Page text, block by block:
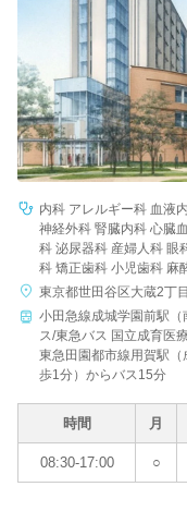
内科 アレルギー科 血液
神経外科 腎臓内科 心臓
科 泌尿器科 産婦人科 眼
科 矯正歯科 小児歯科 麻
東京都世田谷区大蔵2丁
小田急線成城学園前駅
ス/東急バス 国立成育医
東急田園都市線用賀駅
歩1分）からバス15分
時間 月
08:30-17:00 ○